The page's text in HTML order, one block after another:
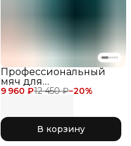
9 960 ₽12 450 ₽−20%
Профессиональный
мяч для
художественной
см, цвет бирюза с
блеском 537 Emerald
Green
В корзину